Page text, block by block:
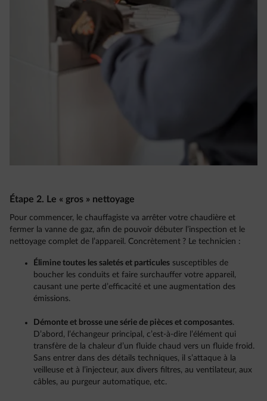
Étape 2. Le « gros » nettoyage
Pour commencer, le chauffagiste va arrêter votre chaudière et
fermer la vanne de gaz, afin de pouvoir débuter l’inspection et le
nettoyage complet de l’appareil. Concrètement ? Le technicien :
Élimine toutes les saletés et particules susceptibles de
boucher les conduits et faire surchauffer votre appareil,
causant une perte d’efficacité et une augmentation des
émissions.
Démonte et brosse une série de pièces et composantes.
D’abord, l’échangeur principal, c’est-à-dire l’élément qui
transfère de la chaleur d’un fluide chaud vers un fluide froid.
Sans entrer dans des détails techniques, il s’attaque à la
veilleuse et à l’injecteur, aux divers filtres, au ventilateur, aux
câbles, au purgeur automatique, etc.